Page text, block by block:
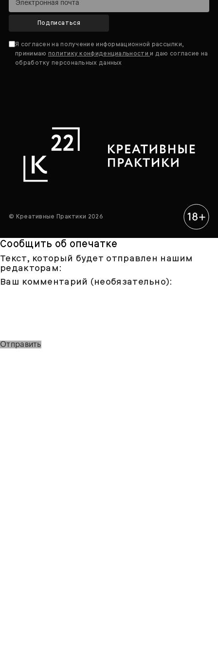
Подписаться
Я согласен на получение информационной рассылки,
принимаю политику конфиденциальностии даю согласие на
обработку персональных данных
© Креативные Практики 2026
Сообщить об опечатке
Текст, который будет отправлен нашим
редакторам:
Ваш комментарий (необязательно):
Отправить